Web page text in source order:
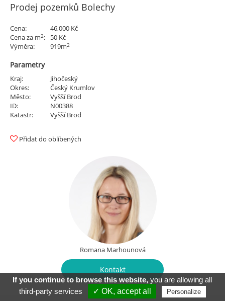
Prodej pozemků Bolechy
Cena:
46,000 Kč
Cena za m2:
50 Kč
Výměra:
919m2
Parametry
Kraj:
Jihočeský
Okres:
Český Krumlov
Město:
Vyšší Brod
ID:
N00388
Katastr:
Vyšší Brod
Přidat do oblíbených
Romana Marhounová
Kontakt
If you continue to browse this website,you are allowing all
third-party services
✓ OK, accept all Personalize